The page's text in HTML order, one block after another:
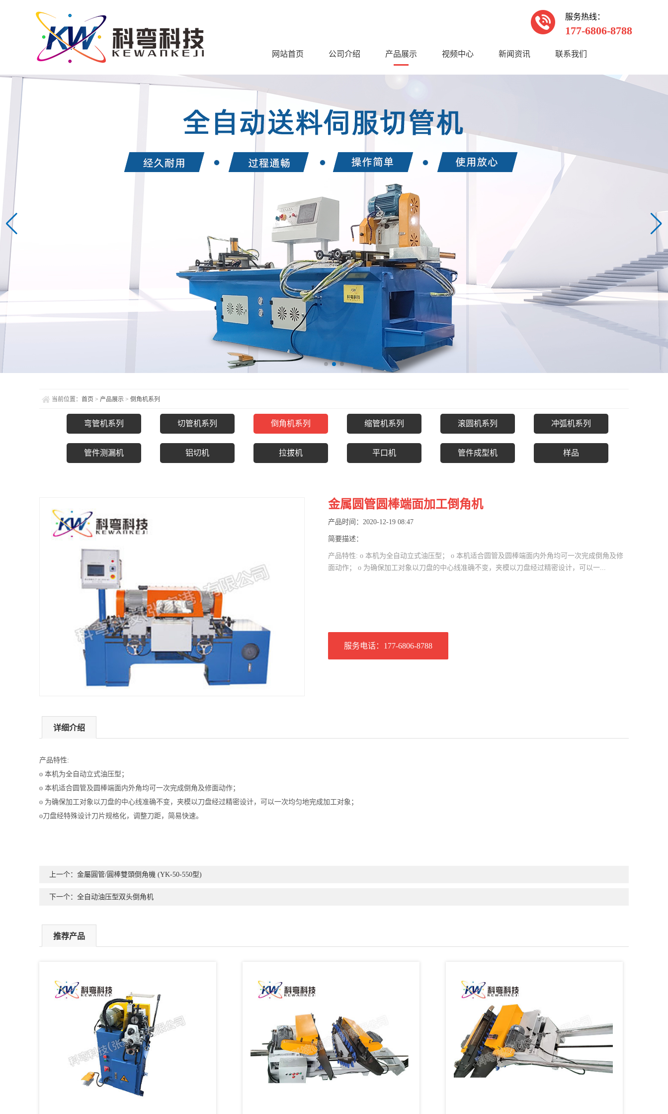
服务热线：
177-6806-8788
网站首页 公司介绍 产品展示 视频中心 新闻资讯 联系我们
当前位置：首页 >产品展示 >倒角机系列
弯管机系列 切管机系列 倒角机系列 缩管机系列 滚圆机系列 冲弧机系列
管件测漏机 铝切机 拉拔机 平口机 管件成型机 样品
金属圆管圆棒端面加工倒角机
产品时间：2020-12-19 08:47
简要描述：
产品特性: o 本机为全自动立式油压型； o 本机适合圆管及圆棒端面内外角均可一次完成倒角及修
面动作； o 为确保加工对象以刀盘的中心线准确不变，夹模以刀盘经过精密设计，可以一...
服务电话：177-6806-8788
详细介绍
产品特性:
o 本机为全自动立式油压型；
o 本机适合圆管及圆棒端面内外角均可一次完成倒角及修面动作；
o 为确保加工对象以刀盘的中心线准确不变，夹模以刀盘经过精密设计，可以一次均匀地完成加工对象；
o刀盘经特殊设计刀片规格化，调整刀距，简易快速。
上一个：金屬圓管/圓棒雙頭倒角機 (YK-50-550型)
下一个：全自动油压型双头倒角机
推荐产品